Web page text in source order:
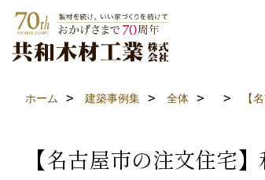
ホーム 建築事例集 全体 【
【名古屋市の注文住宅